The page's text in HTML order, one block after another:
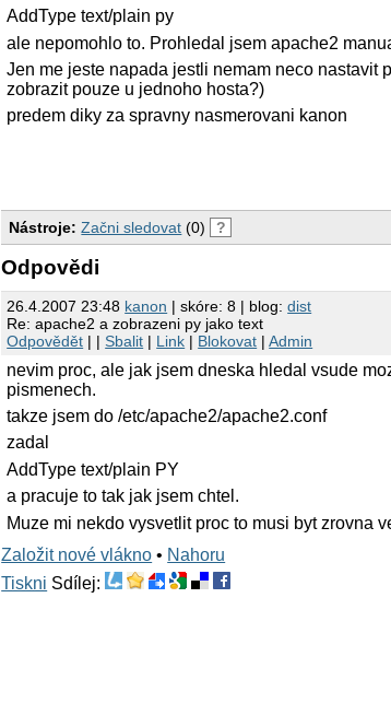
AddType text/plain py
ale nepomohlo to. Prohledal jsem apache2
Jen me jeste napada jestli nemam neco nastavit
zobrazit pouze u jednoho hosta?)
predem diky za spravny nasmerovani kanon
Nástroje: Začni sledovat (0) ?
Odpovědi
26.4.2007 23:48 kanon | skóre: 8 | blog:dist
Re: apache2 a zobrazeni py jako text
Odpovědět | |Sbalit | Link | Blokovat |Admin
nevim proc, ale jak jsem dneska hledal vsude
pismenech.
takze jsem do /etc/apache2/apache2.conf
zadal
AddType text/plain PY
a pracuje to tak jak jsem chtel.
Muze mi nekdo vysvetlit proc to musi byt zrovna
Založit nové vlákno • Nahoru
Tiskni Sdílej: